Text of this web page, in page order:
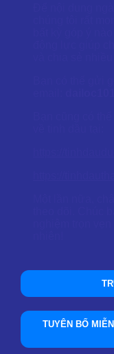
TUYÊN BỐ